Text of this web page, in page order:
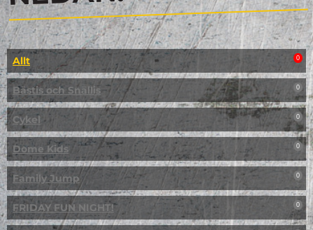
Allt 0
Bästis och Snällis 0
Cykel 0
Dome Kids 0
Family Jump 0
FRIDAY FUN NIGHT! 0